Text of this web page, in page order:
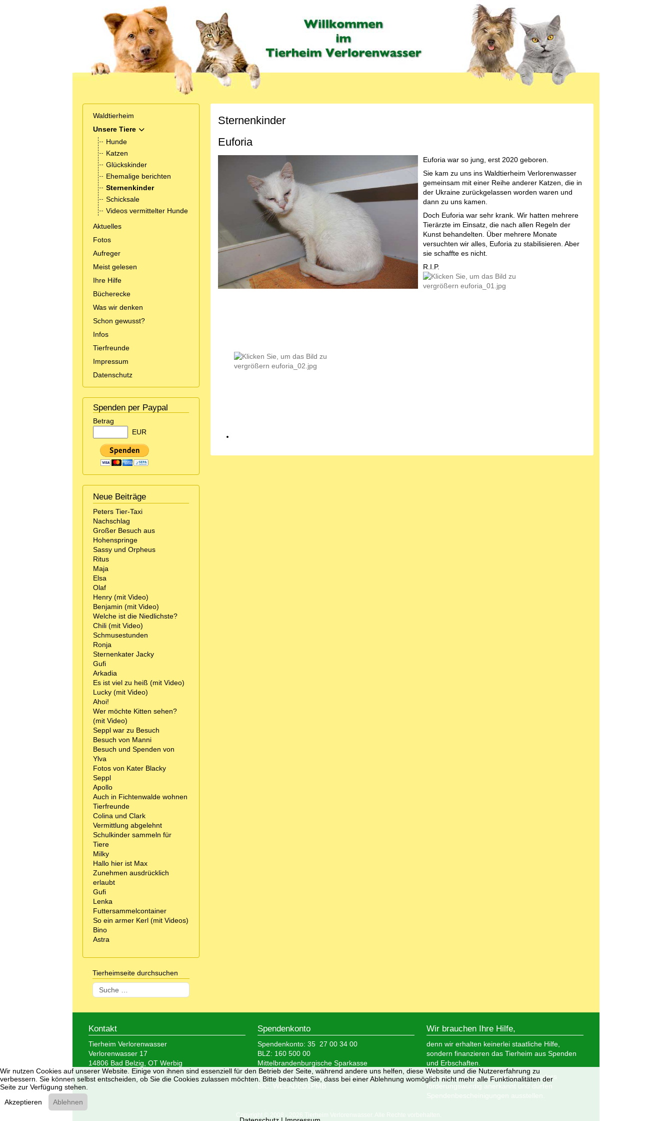
Waldtierheim
Unsere Tiere
MOD_MENU_TOGGLE_SUBMENU_LABEL
Hunde
Katzen
Glückskinder
Ehemalige berichten
Sternenkinder
Schicksale
Videos vermittelter Hunde
Aktuelles
Fotos
Aufreger
Meist gelesen
Ihre Hilfe
Bücherecke
Was wir denken
Schon gewusst?
Infos
Tierfreunde
Impressum
Datenschutz
Spenden per Paypal
Betrag
EUR
Neue Beiträge
Peters Tier-Taxi
Nachschlag
Großer Besuch aus
Hohenspringe
Sassy und Orpheus
Ritus
Maja
Elsa
Olaf
Henry (mit Video)
Benjamin (mit Video)
Welche ist die Niedlichste?
Chili (mit Video)
Schmusestunden
Ronja
Sternenkater Jacky
Gufi
Arkadia
Es ist viel zu heiß (mit Video)
Lucky (mit Video)
Ahoi!
Wer möchte Kitten sehen?
(mit Video)
Seppl war zu Besuch
Besuch von Manni
Besuch und Spenden von
Ylva
Fotos von Kater Blacky
Seppl
Apollo
Auch in Fichtenwalde wohnen
Tierfreunde
Colina und Clark
Vermittlung abgelehnt
Schulkinder sammeln für
Tiere
Milky
Hallo hier ist Max
Zunehmen ausdrücklich
erlaubt
Gufi
Lenka
Futtersammelcontainer
So ein armer Kerl (mit Videos)
Bino
Astra
Tierheimseite durchsuchen
Suchen
Sternenkinder
Euforia
Euforia war so jung, erst 2020 geboren.
Sie kam zu uns ins Waldtierheim Verlorenwasser
gemeinsam mit einer Reihe anderer Katzen, die in
der Ukraine zurückgelassen worden waren und
dann zu uns kamen.
Doch Euforia war sehr krank. Wir hatten mehrere
Tierärzte im Einsatz, die nach allen Regeln der
Kunst behandelten. Über mehrere Monate
versuchten wir alles, Euforia zu stabilisieren. Aber
sie schaffte es nicht.
R.I.P.
Kontakt
Tierheim Verlorenwasser
Verlorenwasser 17
14806 Bad Belzig, OT Werbig
Tel.: 033 847 - 41 890
Spendenkonto
Spendenkonto: 35 27 00 34 00
BLZ: 160 500 00
Mittelbrandenburgische Sparkasse
IBAN: DE05 1605 0000 3527 0034 00
BIC: WELADED1PMB
Wir brauchen Ihre Hilfe,
denn wir erhalten keinerlei staatliche Hilfe,
sondern finanzieren das Tierheim aus Spenden
und Erbschaften.
Wir sind als gemeinnützig und besonders
förderungswürdig anerkannt und dürfen
Spendenbescheinigungen ausstellen.
Copyright © 2008 - 2026 Tierheim Verlorenwasser. Alle Rechte vorbehalten.
Wir nutzen Cookies auf unserer Website. Einige von ihnen sind essenziell für den Betrieb der Seite, während andere uns helfen, diese Website und die Nutzererfahrung zu
verbessern. Sie können selbst entscheiden, ob Sie die Cookies zulassen möchten. Bitte beachten Sie, dass bei einer Ablehnung womöglich nicht mehr alle Funktionalitäten der
Seite zur Verfügung stehen.
Akzeptieren
Ablehnen